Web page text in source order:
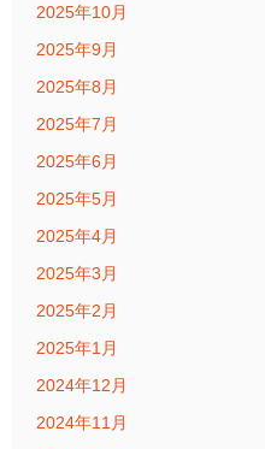
2025年10月
2025年9月
2025年8月
2025年7月
2025年6月
2025年5月
2025年4月
2025年3月
2025年2月
2025年1月
2024年12月
2024年11月